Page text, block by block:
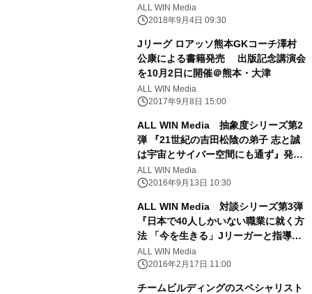
始 あわせて書籍を出版
ALL WIN Media
2018年9月4日 09:30
Jリーグ ロアッソ熊本GKコーチ澤村
公康による書籍発売 出版記念講演会
を10月2日に開催＠熊本・大津
ALL WIN Media
2017年9月8日 15:00
ALL WIN Media 抽象度シリーズ第2
弾 『21世紀の吉田松陰の弟子 志と誠
は宇宙とサイバー空間にも通ず』発
売！
ALL WIN Media
2016年9月13日 10:30
ALL WIN Media 対談シリーズ第3弾
『日本で40人しかいない職業に就く方
法 「今を生きる」Jリーガーと指導者
たちの戦場で今、伝えたいこと』発
売！
ALL WIN Media
2016年2月17日 11:00
チームビルディングのスペシャリスト